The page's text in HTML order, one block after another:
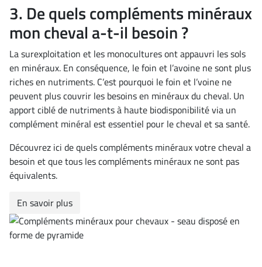
3. De quels compléments minéraux
mon cheval a-t-il besoin ?
La surexploitation et les monocultures ont appauvri les sols
en minéraux. En conséquence, le foin et l’avoine ne sont plus
riches en nutriments. C’est pourquoi le foin et l’voine ne
peuvent plus couvrir les besoins en minéraux du cheval. Un
apport ciblé de nutriments à haute biodisponibilité via un
complément minéral est essentiel pour le cheval et sa santé.
Découvrez ici de quels compléments minéraux votre cheval a
besoin et que tous les compléments minéraux ne sont pas
équivalents.
En savoir plus